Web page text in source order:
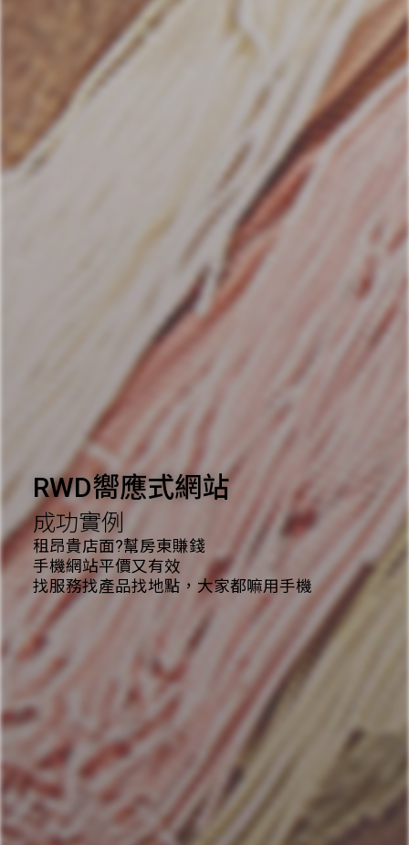
RWD嚮應式網站
成功實例
租昂貴店面?幫房東賺錢
手機網站平價又有效
找服務找產品找地點，大家都嘛用手機